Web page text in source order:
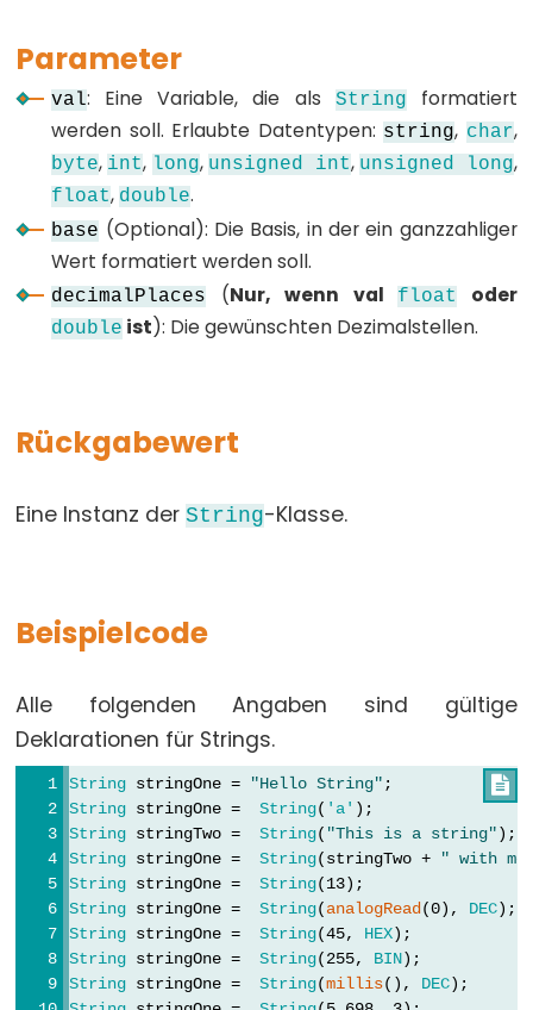
long
void
word
Constants
Konstanten
Gleitkommazahlkonstanten
Variable
Qualifiers
scope
static
volatile
Digital
digitalRead()
Parameter
val: Eine Variable, die als Stringformatiert
werden soll. Erlaubte Datentypen:string, char,
byte,int, long, unsigned int, unsigned long,
float,double.
base (Optional): Die Basis, in der ein ganzzahliger
Wert formatiert werden soll.
decimalPlaces (Nur, wenn valfloat oder
double ist): Die gewünschten Dezimalstellen.
Rückgabewert
Eine Instanz derString-Klasse.
Beispielcode
Alle folgenden Angaben sind gültige
Deklarationen für Strings.

String stringOne = "Hello String"
String stringOne = String( 'a'
String stringTwo = String( "This is a string"
String stringOne = String(stringTwo + " with
String stringOne = String
String stringOne = String(analogRead (0), DEC
String stringOne = String(45, HEX
String stringOne = String(255, BIN
String stringOne = String(millis(), DEC